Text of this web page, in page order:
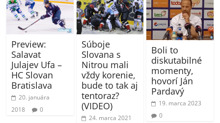
Preview:
Salavat
Julajev Ufa –
HC Slovan
Bratislava
20. januára
2018
0
Súboje
Slovana s
Nitrou mali
vždy korenie,
bude to tak aj
tentoraz?
(VIDEO)
24. marca 2021
Boli to
diskutabilné
momenty,
hovorí Ján
Pardavý
19. marca 2023
0